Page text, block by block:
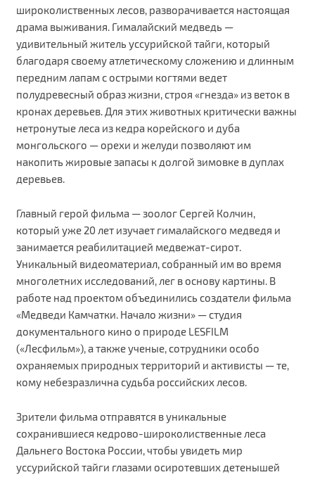
широколиственных лесов, разворачивается настоящая
драма выживания. Гималайский медведь —
удивительный житель уссурийской тайги, который
благодаря своему атлетическому сложению и длинным
передним лапам с острыми когтями ведет
полудревесный образ жизни, строя «гнезда» из веток в
кронах деревьев. Для этих животных критически важны
нетронутые леса из кедра корейского и дуба
монгольского — орехи и желуди позволяют им
накопить жировые запасы к долгой зимовке в дуплах
деревьев.
Главный герой фильма — зоолог Сергей Колчин,
который уже 20 лет изучает гималайского медведя и
занимается реабилитацией медвежат-сирот.
Уникальный видеоматериал, собранный им во время
многолетних исследований, лег в основу картины. В
работе над проектом объединились создатели фильма
«Медведи Камчатки. Начало жизни» — студия
документального кино о природе LESFILM
(«Лесфильм»), а также ученые, сотрудники особо
охраняемых природных территорий и активисты — те,
кому небезразлична судьба российских лесов.
Зрители фильма отправятся в уникальные
сохранившиеся кедрово-широколиственные леса
Дальнего Востока России, чтобы увидеть мир
уссурийской тайги глазами осиротевших детенышей